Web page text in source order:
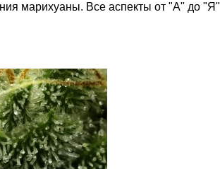
марихуаны. Все аспекты от "А" до "Я"